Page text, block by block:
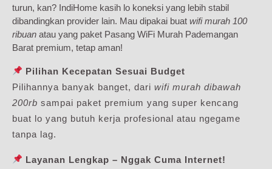
turun, kan? IndiHome kasih lo koneksi yang lebih stabil
dibandingkan provider lain. Mau dipakai buat wifi murah 100
ribuan atau yang paket Pasang WiFi Murah Pademangan
Barat premium, tetap aman!
Pilihan Kecepatan Sesuai Budget
Pilihannya banyak banget, dari wifi murah dibawah
200rb sampai paket premium yang super kencang
buat lo yang butuh kerja profesional atau ngegame
tanpa lag.
Layanan Lengkap – Nggak Cuma Internet!